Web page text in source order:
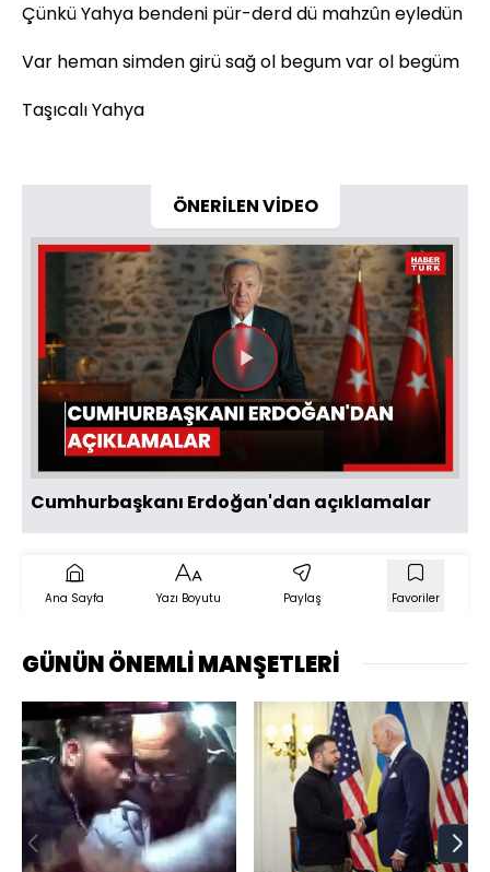
Çünkü Yahya bendeni pür-derd dü mahzûn eyledün
Var heman simden girü sağ ol begum var ol begüm
Taşıcalı Yahya
ÖNERİLEN VİDEO
Videoyu
Oynat
Cumhurbaşkanı Erdoğan'dan açıklamalar
Ana Sayfa Yazı Boyutu Paylaş Favoriler
GÜNÜN ÖNEMLİ MANŞETLERİ